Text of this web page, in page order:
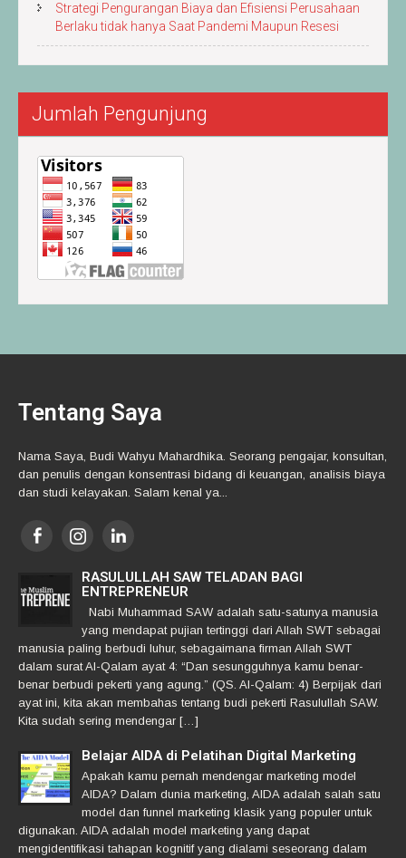
Strategi Pengurangan Biaya dan Efisiensi Perusahaan
Berlaku tidak hanya Saat Pandemi Maupun Resesi
Jumlah Pengunjung
Tentang Saya
Nama Saya, Budi Wahyu Mahardhika. Seorang pengajar, konsultan,
dan penulis dengan konsentrasi bidang di keuangan, analisis biaya
dan studi kelayakan. Salam kenal ya...
RASULULLAH SAW TELADAN BAGI
ENTREPRENEUR
Nabi Muhammad SAW adalah satu-satunya manusia
yang mendapat pujian tertinggi dari Allah SWT sebagai
manusia paling berbudi luhur, sebagaimana firman Allah SWT
dalam surat Al-Qalam ayat 4: “Dan sesungguhnya kamu benar-
benar berbudi pekerti yang agung.” (QS. Al-Qalam: 4) Berpijak dari
ayat ini, kita akan membahas tentang budi pekerti Rasulullah SAW.
Kita sudah sering mendengar […]
Belajar AIDA di Pelatihan Digital Marketing
Apakah kamu pernah mendengar marketing model
AIDA? Dalam dunia marketing, AIDA adalah salah satu
model dan funnel marketing klasik yang populer untuk
digunakan. AIDA adalah model marketing yang dapat
mengidentifikasi tahapan kognitif yang dialami seseorang dalam